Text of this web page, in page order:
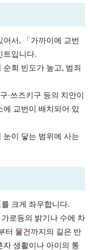
서, 「가까이에 교번
트입니다.
회 빈도가 높고, 범죄
·쓰즈키구 등의 치안이
교번이 배치되어 있
눈이 닿는 범위에 사는
크게 좌우합니다.
로등의 밝기나 수에 차
터 물건까지의 길은 반
자 생활이나 아이의 통